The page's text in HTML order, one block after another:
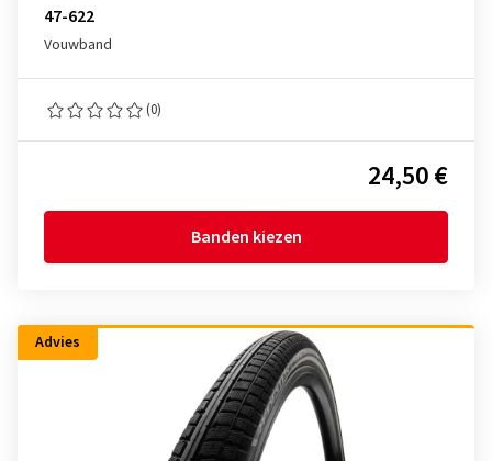
47-622
Vouwband
(0)
24,50 €
Banden kiezen
Advies